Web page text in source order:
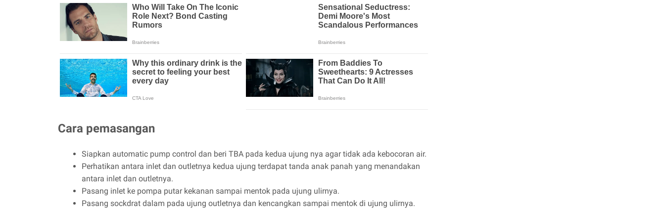
Cara pemasangan
Siapkan automatic pump control dan beri TBA pada kedua ujung nya agar tidak ada kebocoran air.
Perhatikan antara inlet dan outletnya kedua ujung terdapat tanda anak panah yang menandakan
antara inlet dan outletnya.
Pasang inlet ke pompa putar kekanan sampai mentok pada ujung ulirnya.
Pasang sockdrat dalam pada ujung outletnya dan kencangkan sampai mentok di ujung ulirnya.